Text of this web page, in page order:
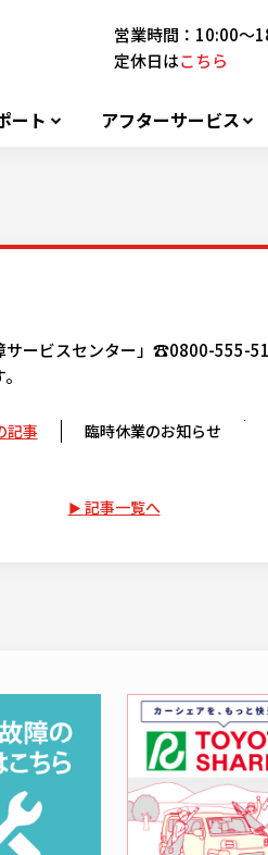
営業時間：10:00～
定休日はこちら
ート アフターサービス
ービスセンター」☎0800-555-
記事 臨時休業のお知らせ
記事一覧へ